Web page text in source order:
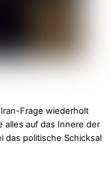
Frage wiederholt
alles auf das Innere der
das politische Schicksal